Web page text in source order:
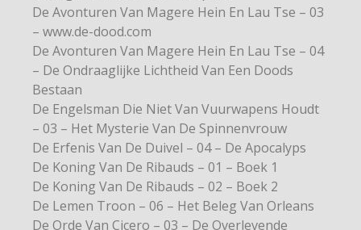
De Avonturen Van Magere Hein En Lau Tse – 03
– www.de-dood.com
De Avonturen Van Magere Hein En Lau Tse – 04
– De Ondraaglijke Lichtheid Van Een Doods
Bestaan
De Engelsman Die Niet Van Vuurwapens Houdt
– 03 – Het Mysterie Van De Spinnenvrouw
De Erfenis Van De Duivel – 04 – De Apocalyps
De Koning Van De Ribauds – 01 – Boek 1
De Koning Van De Ribauds – 02 – Boek 2
De Lemen Troon – 06 – Het Beleg Van Orleans
De Orde Van Cicero – 03 – De Overlevende